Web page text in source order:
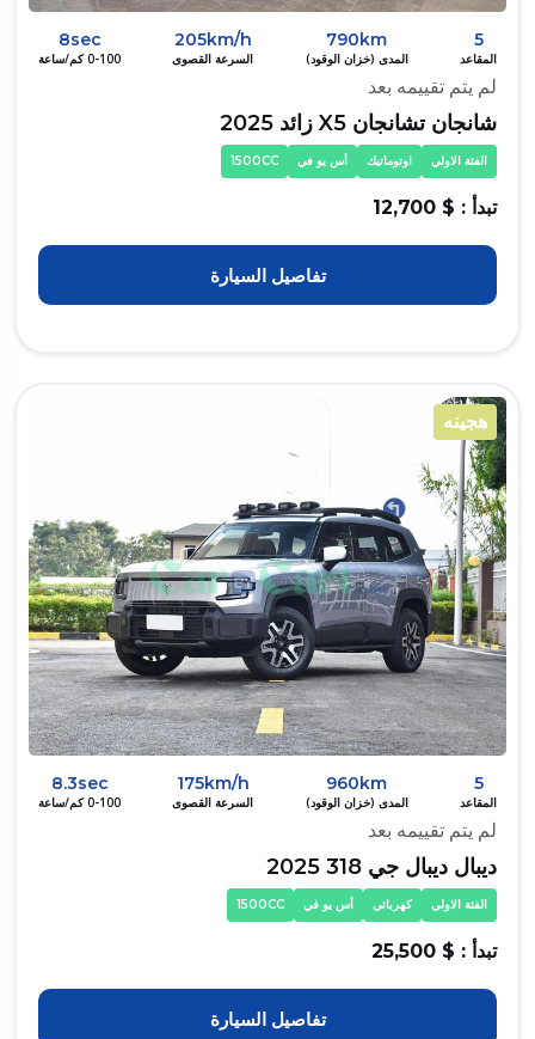
5
المقاعد
790km
المدى (خزان الوقود)
205km/h
السرعة القصوى
8sec
0-100 كم/ساعة
لم يتم تقييمه بعد
شانجان تشانجان X5 زائد 2025
الفئة الاولي اوتوماتيك أس يو في 1500CC
تبدأ : $ 12,700
تفاصيل السيارة
هجينه
5
المقاعد
960km
المدى (خزان الوقود)
175km/h
السرعة القصوى
8.3sec
0-100 كم/ساعة
لم يتم تقييمه بعد
ديبال ديبال جي 318 2025
الفئة الاولي كهربائي أس يو في 1500CC
تبدأ : $ 25,500
تفاصيل السيارة